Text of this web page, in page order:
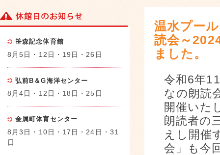
温水プー
読会～
ました。
令和6年
なの朗読
開催いた
朗読者の
えし開催
会」も今
笹森記念体育館
8月5日・12日・19日・26日
弘前B＆G海洋センター
8月4日・12日・18日・25日
金属町体育センター
8月3日・10日・17日・24日・31
日